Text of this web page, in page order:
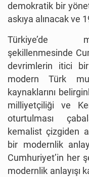
demokratik bir
askıya alınacak ve
Türkiye’de
şekillenmesinde
devrimlerin itici
modern Türk
kaynaklarını
milliyetçiliği ve
oturtulması
kemalist çizgiden
bir modernlik
Cumhuriyet’in her
modernlik anlayışı